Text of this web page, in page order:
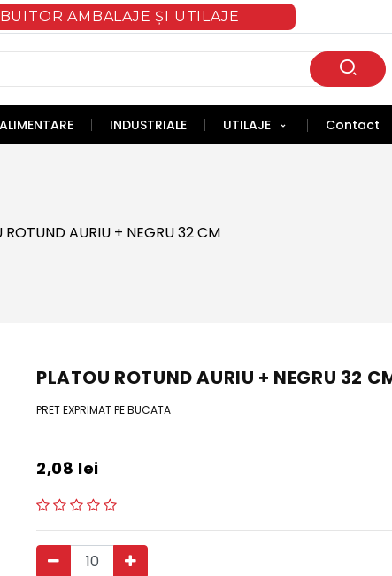
AMBALAJE ȘI UTILAJE
ALIMENTARE INDUSTRIALE UTILAJE Contact
ROTUND AURIU + NEGRU 32 CM
PLATOU ROTUND AURIU + NEGRU 32
PRET EXPRIMAT PE BUCATA
2,08 lei